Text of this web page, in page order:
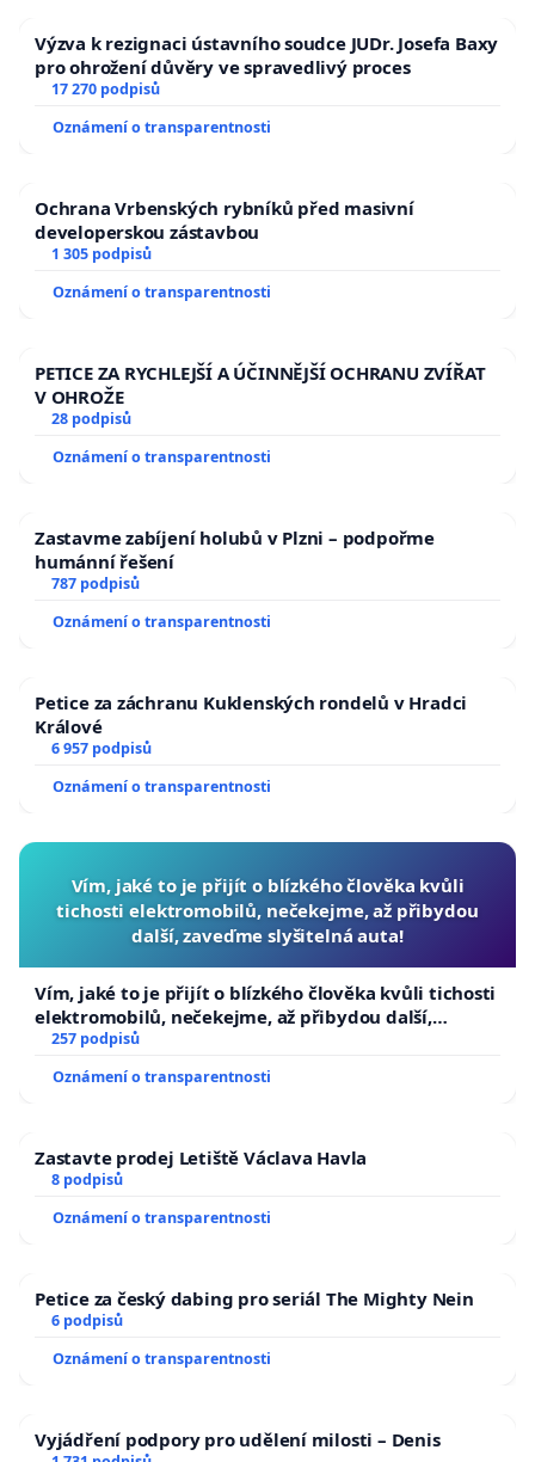
Výzva k rezignaci ústavního soudce JUDr. Josefa Baxy
pro ohrožení důvěry ve spravedlivý proces
17 270 podpisů
Oznámení o transparentnosti
Ochrana Vrbenských rybníků před masivní
developerskou zástavbou
1 305 podpisů
Oznámení o transparentnosti
PETICE ZA RYCHLEJŠÍ A ÚČINNĚJŠÍ OCHRANU ZVÍŘAT
V OHROŽE
28 podpisů
Oznámení o transparentnosti
Zastavme zabíjení holubů v Plzni – podpořme
humánní řešení
787 podpisů
Oznámení o transparentnosti
Petice za záchranu Kuklenských rondelů v Hradci
Králové
6 957 podpisů
Oznámení o transparentnosti
Vím, jaké to je přijít o blízkého člověka kvůli
tichosti elektromobilů, nečekejme, až přibydou
další, zaveďme slyšitelná auta!
Vím, jaké to je přijít o blízkého člověka kvůli tichosti
elektromobilů, nečekejme, až přibydou další,
zaveďme slyšitelná auta!
257 podpisů
Oznámení o transparentnosti
Zastavte prodej Letiště Václava Havla
8 podpisů
Oznámení o transparentnosti
Petice za český dabing pro seriál The Mighty Nein
6 podpisů
Oznámení o transparentnosti
Vyjádření podpory pro udělení milosti – Denis